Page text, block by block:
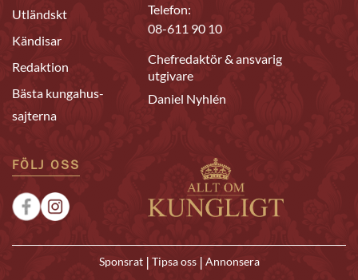
Utländskt
Kändisar
Redaktion
Bästa kungahus-
sajterna
Telefon:
08-611 90 10
Chefredaktör & ansvarig
utgivare
Daniel Nyhlén
FÖLJ OSS
Sponsrat | Tipsa oss | Annonsera